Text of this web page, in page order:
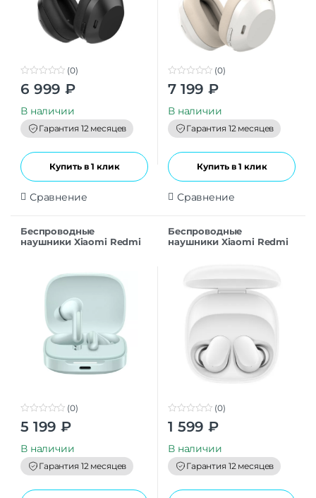
0
o
t
o
f
5
(0)
6 999 ₽
В наличии
Гарантия 12 месяцев
Купить в 1 клик
Сравнение
0
o
t
o
f
5
(0)
7 199 ₽
В наличии
Гарантия 12 месяцев
Купить в 1 клик
Сравнение
Беспроводные
наушники Xiaomi Redmi
0
o
t
o
f
5
(0)
5 199 ₽
В наличии
Гарантия 12 месяцев
Беспроводные
наушники Xiaomi Redmi
0
t
o
f
5
(0)
1 599 ₽
В наличии
Гарантия 12 месяцев